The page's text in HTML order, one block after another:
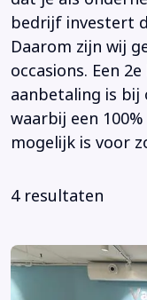
bedrijf investert
Daarom zijn wij
occasions. Een
aanbetaling is bij
waarbij een
mogelijk is voor
4 resultaten